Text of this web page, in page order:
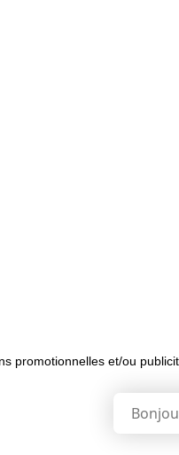
promotionnelles et/ou